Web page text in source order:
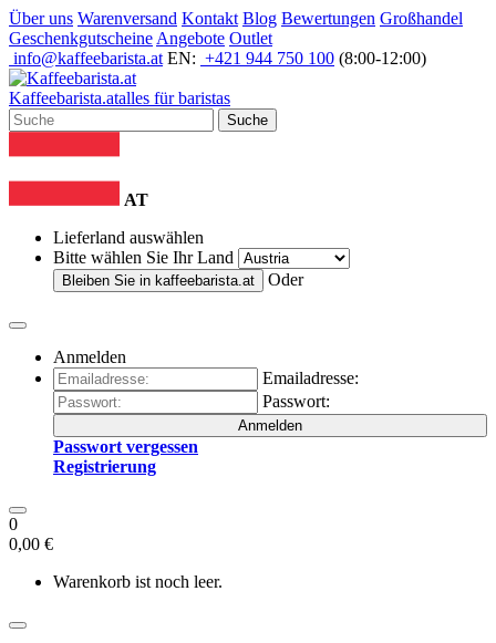
Über uns Warenversand Kontakt Blog Bewertungen Großhandel
Geschenkgutscheine Angebote Outlet
info@kaffeebarista.at EN: +421 944 750 100 (8:00-12:00)
Kaffeebarista.atalles für baristas
Suche
AT
Lieferland auswählen
Bitte wählen Sie Ihr Land
Bleiben Sie in kaffeebarista.at Oder
Anmelden
Emailadresse:
Passwort:
Anmelden
Passwort vergessen
Registrierung
0
0,00 €
Warenkorb ist noch leer.